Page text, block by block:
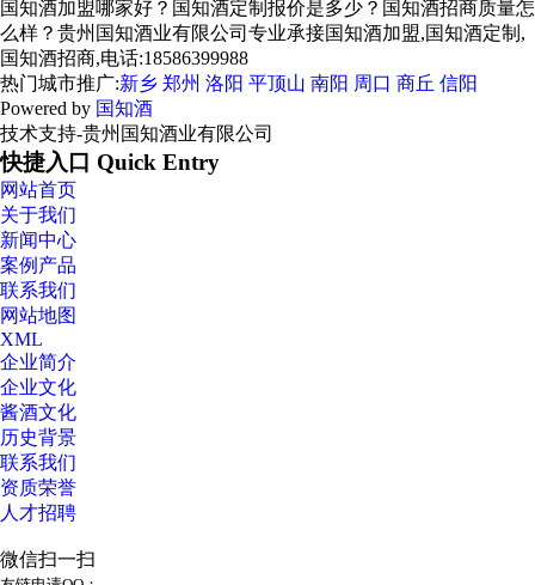
国知酒加盟哪家好？国知酒定制报价是多少？国知酒招商质量怎
么样？贵州国知酒业有限公司专业承接国知酒加盟,国知酒定制,
国知酒招商,电话:18586399988
热门城市推广:新乡 郑州 洛阳 平顶山 南阳 周口 商丘 信阳
Powered by 国知酒
技术支持-贵州国知酒业有限公司
快捷入口 Quick Entry
网站首页
关于我们
新闻中心
案例产品
联系我们
网站地图
XML
企业简介
企业文化
酱酒文化
历史背景
联系我们
资质荣誉
人才招聘
微信扫一扫